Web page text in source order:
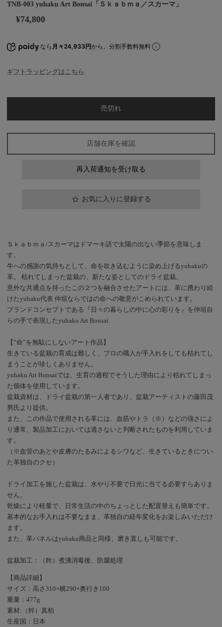
TNB-003 yuhaku Art Bonsai「Ｓｋａｂｍａ／スカーマ」
¥74,800
なら 月々24,933円から。分割手数料無料
ギフトラッピングはこちら
売切れ
店舗在庫を確認
再入荷通知を受け取る
お気に入りに登録する
Ｓｋａｂｍａ/スカーマはドマーキ語で太陽の出ない季節を意味しま
す。
牛への感謝の気持ちとして、命を吹き込むように染め上げるyuhakuの
革。 枯れてしまった盆栽の、新たな姿としてのドライ盆栽。
意外な共通点を持ったこの２つを融合させたアートには、革に携わり続
けたyuhaku代表 仲垣ならではの命への敬意がこめられています。
ブランドコンセプトである『日々の暮らしの中に心の彩りを』を仲垣自
らの手で表現したyuhaku Art Bonsai.
【”命”を無駄にしないアート作品】
生きている盆栽の育成は難しく、プロの職人が手入れをしても枯れてし
まうことが珍しくありません。
yuhaku Art Bonsaiでは、生育の過程でそうした理由により枯れてしまっ
た個体を使用しています。
盆栽資材は、ドライ盆栽の第一人者であり、盆栽アーティストの藤田茂
男氏より提供。
また、この作品で使用される革には、血筋やトラ（※）などの強さによ
り通常、製品加工においては適さないと判断されたものを利用していま
す。
（※血管のあとや皮膚のたるみによるシワなど、生きているときについ
た革独自のクセ）
ドライ加工を施した盆栽は、水やり不要で日光に当てる必要すらありま
せん。
乾燥により軽量で、日常生活の中のちょっとした配置替えも簡単です。
基本的なお手入れは不要なまま、革独自の経年変化をお楽しみいただけ
ます。
また、革パネルはyuhaku商品と同様、磨き直しも可能です。
盆栽加工：（幹）煮沸消毒後、防腐処理
【商品詳細】
サイズ：高さ310×横290×奥行き100
重量：477g
素材:（幹）真柏
生産国：日本